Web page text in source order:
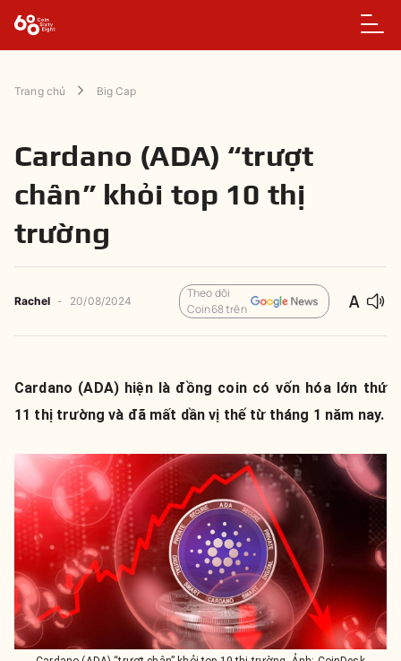
Trang chủ Big Cap
Cardano (ADA) “trượt
chân” khỏi top 10 thị
trường
Rachel - 20/08/2024
Theo dõi
Coin68 trên
Cardano (ADA) hiện là đồng coin có vốn hóa lớn thứ
11 thị trường và đã mất dần vị thế từ tháng 1 năm nay.